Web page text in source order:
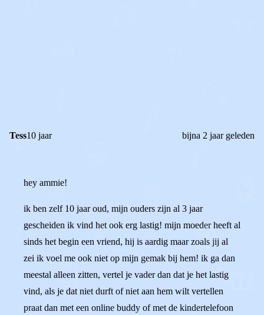
Tess10 jaar bijna 2 jaar geleden
hey ammie!
ik ben zelf 10 jaar oud, mijn ouders zijn al 3 jaar
gescheiden ik vind het ook erg lastig! mijn moeder heeft al
sinds het begin een vriend, hij is aardig maar zoals jij al
zei ik voel me ook niet op mijn gemak bij hem! ik ga dan
meestal alleen zitten, vertel je vader dan dat je het lastig
vind, als je dat niet durft of niet aan hem wilt vertellen
praat dan met een online buddy of met de kindertelefoon